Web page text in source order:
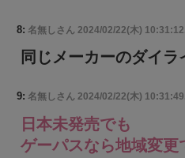
8: 名無しさん 2024/02/22(木)
同じメーカーのダイラ
9: 名無しさん 2024/02/22(木)
日本未発売でも
ゲーパスなら地域変更